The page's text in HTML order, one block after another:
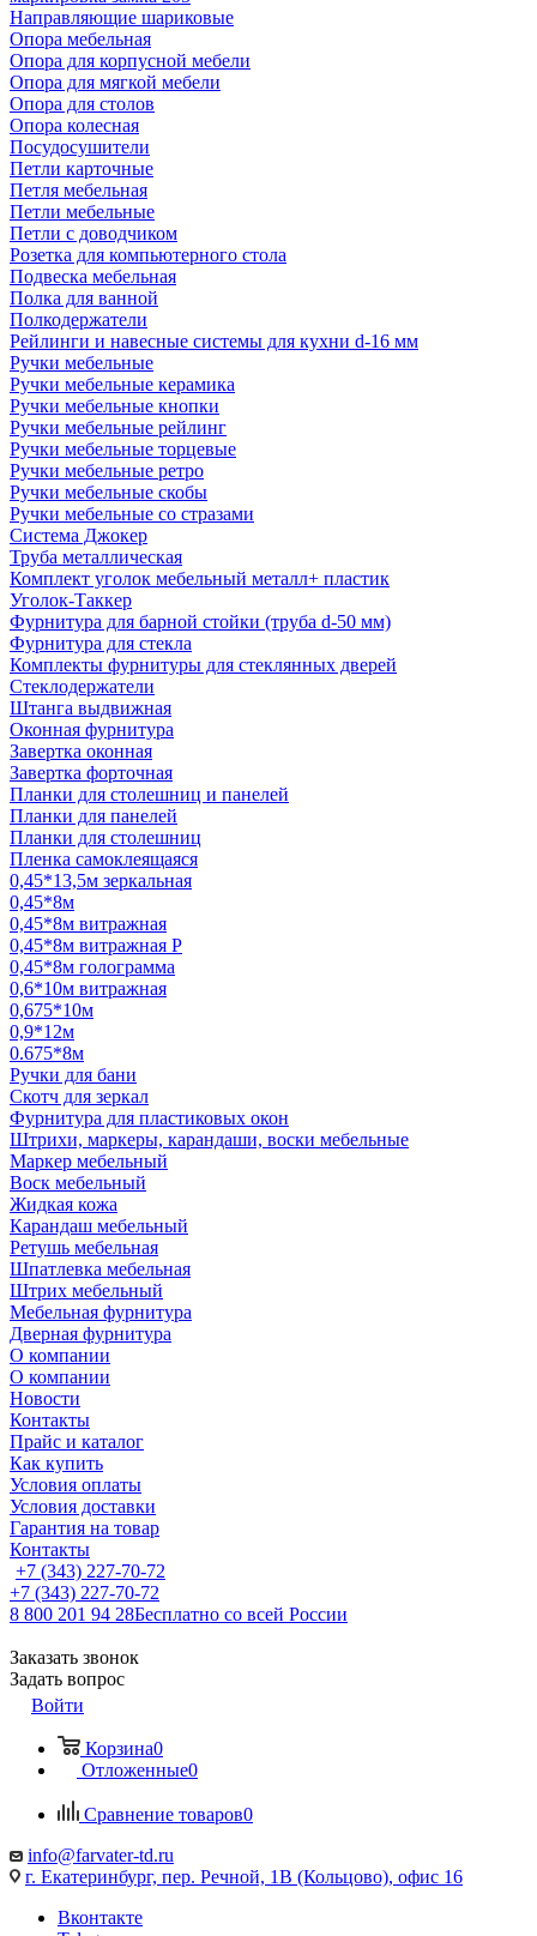
Направляющие шариковые
Опора мебельная
Опора для корпусной мебели
Опора для мягкой мебели
Опора для столов
Опора колесная
Посудосушители
Петли карточные
Петля мебельная
Петли мебельные
Петли с доводчиком
Розетка для компьютерного стола
Подвеска мебельная
Полка для ванной
Полкодержатели
Рейлинги и навесные системы для кухни d-16 мм
Ручки мебельные
Ручки мебельные керамика
Ручки мебельные кнопки
Ручки мебельные рейлинг
Ручки мебельные торцевые
Ручки мебельные ретро
Ручки мебельные скобы
Ручки мебельные со стразами
Система Джокер
Труба металлическая
Комплект уголок мебельный металл+ пластик
Уголок-Таккер
Фурнитура для барной стойки (труба d-50 мм)
Фурнитура для стекла
Комплекты фурнитуры для стеклянных дверей
Стеклодержатели
Штанга выдвижная
Оконная фурнитура
Завертка оконная
Завертка форточная
Планки для столешниц и панелей
Планки для панелей
Планки для столешниц
Пленка самоклеящаяся
0,45*13,5м зеркальная
0,45*8м
0,45*8м витражная
0,45*8м витражная Р
0,45*8м голограмма
0,6*10м витражная
0,675*10м
0,9*12м
0.675*8м
Ручки для бани
Скотч для зеркал
Фурнитура для пластиковых окон
Штрихи, маркеры, карандаши, воски мебельные
Маркер мебельный
Воск мебельный
Жидкая кожа
Карандаш мебельный
Ретушь мебельная
Шпатлевка мебельная
Штрих мебельный
Мебельная фурнитура
Дверная фурнитура
О компании
О компании
Новости
Контакты
Прайс и каталог
Как купить
Условия оплаты
Условия доставки
Гарантия на товар
Контакты
+7 (343) 227-70-72
+7 (343) 227-70-72
8 800 201 94 28Бесплатно со всей России
Заказать звонок
Задать вопрос
Войти
Корзина0
Отложенные0
Сравнение товаров0
info@farvater-td.ru
г. Екатеринбург, пер. Речной, 1В (Кольцово), офис 16
Вконтакте